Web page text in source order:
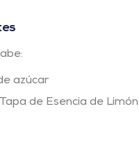
azúcar
de Esencia de Limón